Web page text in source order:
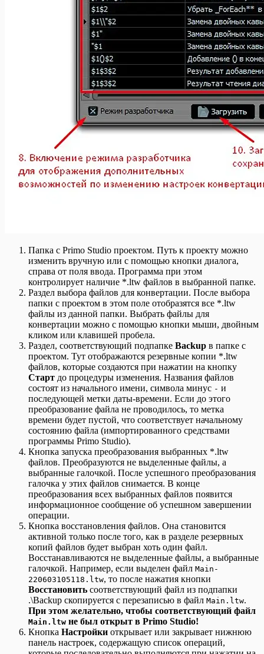
Папка с Primo Studio проектом. Путь к проекту можно
изменить вручную или с помощью кнопки диалога,
справа от поля ввода. Программа при этом
контролирует наличие *.ltw файлов в выбранной папке.
Раздел выбора файлов для конвертации. После выбора
папки с проектом в этом поле отобразятся все *.ltw
файлы из данной папки. Выбрать файлы для
конвертации можно с помощью кнопки мыши, двойным
кликом или клавишей пробела.
Раздел, соответствующий подпапке Backup в папке с
проектом. Тут отображаются резервные копии *.ltw
файлов, которые создаются при нажатии на кнопку
Старт до процедуры изменения. Названия файлов
состоят из начального имени, символа минус - и
последующей метки даты-времени. Если до этого
преобразование файла не проводилось, то метка
времени будет пустой, что соответствует начальному
состоянию файла (импортированного средствами
программы Primo Studio).
Кнопка запуска преобразования выбранных *.ltw
файлов. Преобразуются не выделенные файлы, а
выбранные галочкой. После успешного преобразования
галочка у этих файлов снимается. В конце
преобразования всех выбранных файлов появится
информационное сообщение об успешном завершении
операции.
Кнопка восстановления файлов. Она становится
активной только после того, как в разделе резервных
копий файлов будет выбран хоть один файл.
Восстанавливаются не выделенные файлы, а выбранные
галочкой. Например, если выделен файл Main-
220603105118.ltw, то после нажатия кнопки
Восстановить соответствующий файл из подпапки
.\Backup скопируется с перезаписью в файл Main.ltw.
При этом желательно, чтобы соответствующий файл
Main.ltw не был открыт в Primo Studio!
Кнопка Настройки открывает или закрывает нижнюю
панель настроек, содержащую список операций,